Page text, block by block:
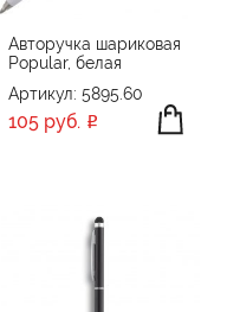
Авторучка шариковая
Popular, белая
Артикул: 5895.60
105 руб.